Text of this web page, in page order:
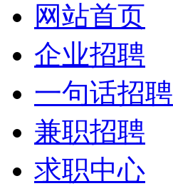
网站首页
企业招聘
一句话招聘
兼职招聘
求职中心